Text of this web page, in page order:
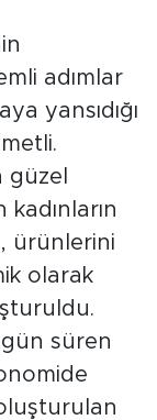
adımlar
yansıdığı
güzel
ürünlerini
olarak
süren